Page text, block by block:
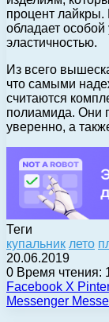
процент лайкры.
обладает особой
эластичностью.
Из всего
что самыми
считаются
полиамида. Они
уверенно, а
Теги
купальник лето
20.06.2019
0 Время чтения:
Facebook X
Messenger